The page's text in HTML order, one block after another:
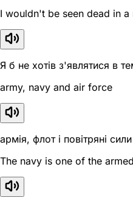
I wouldn't be seen dead in a
Я б не хотів з'являтися в
army, navy and air force
армія, флот і повітряні сили
The navy is one of the